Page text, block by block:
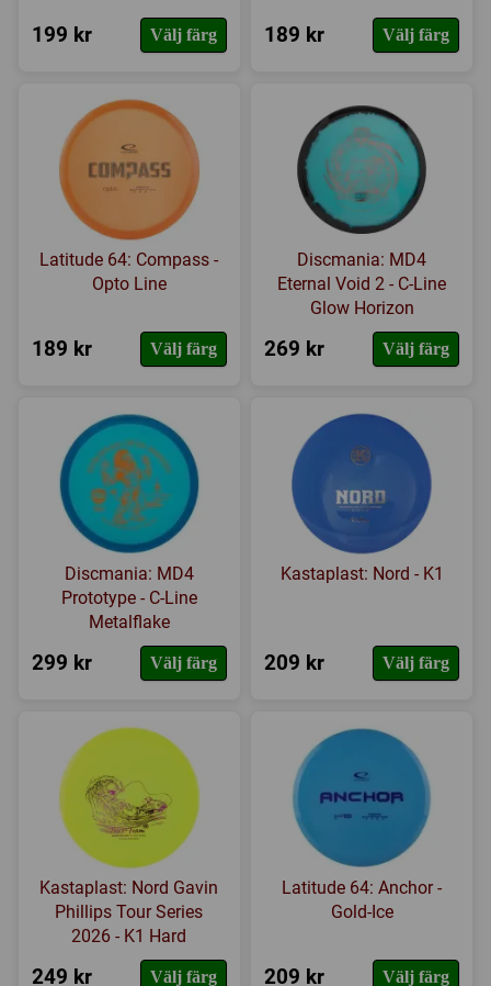
199 kr Välj färg 189 kr Välj färg
Latitude 64: Compass -
Opto Line
189 kr Välj färg
Discmania: MD4
Eternal Void 2 - C-Line
Glow Horizon
269 kr Välj färg
Discmania: MD4
Prototype - C-Line
Metalflake
299 kr Välj färg
Kastaplast: Nord - K1
209 kr Välj färg
Kastaplast: Nord Gavin
Phillips Tour Series
2026 - K1 Hard
249 kr Välj färg
Latitude 64: Anchor -
Gold-Ice
209 kr Välj färg